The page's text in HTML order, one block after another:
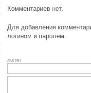
Комментариев нет.
Для добавления
логином и паролем.
логин